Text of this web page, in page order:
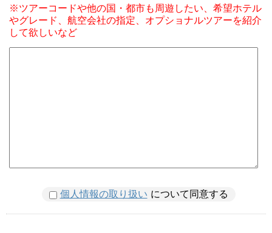
※ツアーコードや他の国・都市も周遊したい、希望ホテル
やグレード、航空会社の指定、オプショナルツアーを紹介
して欲しいなど
個人情報の取り扱い について同意する